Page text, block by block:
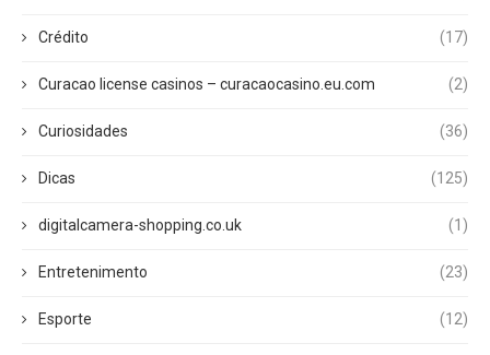
Crédito (17)
Curacao license casinos – curacaocasino.eu.com (2)
Curiosidades (36)
Dicas (125)
digitalcamera-shopping.co.uk (1)
Entretenimento (23)
Esporte (12)